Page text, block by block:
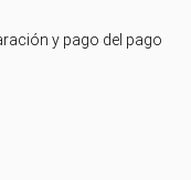
y pago del pago